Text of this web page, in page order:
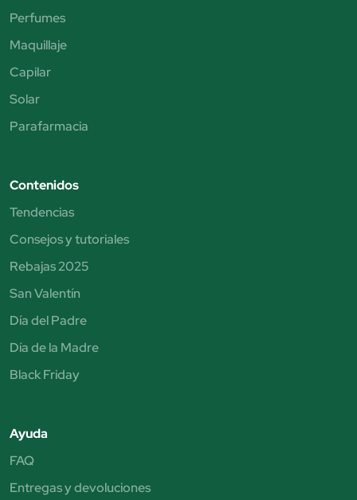
Perfumes
Maquillaje
Capilar
Solar
Parafarmacia
Contenidos
Tendencias
Consejos y tutoriales
Rebajas 2025
San Valentín
Día del Padre
Día de la Madre
Black Friday
Ayuda
FAQ
Entregas y devoluciones